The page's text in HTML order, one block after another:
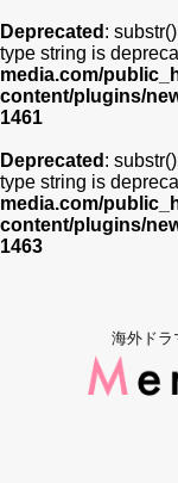
Deprecated :
type string is
media.com/
content/plugins/
1461
Deprecated :
type string is
media.com/
content/plugins/
1463
海外ドラ